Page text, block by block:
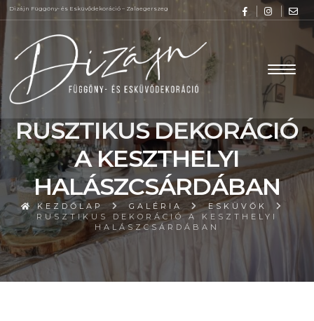
Dizájn Függöny- és Esküvődekoráció – Zalaegerszeg
RUSZTIKUS DEKORÁCIÓ
A KESZTHELYI
HALÁSZCSÁRDÁBAN
KEZDŐLAP GALÉRIA
ESKÜVŐK
RUSZTIKUS DEKORÁCIÓ A KESZTHELYI
HALÁSZCSÁRDÁBAN